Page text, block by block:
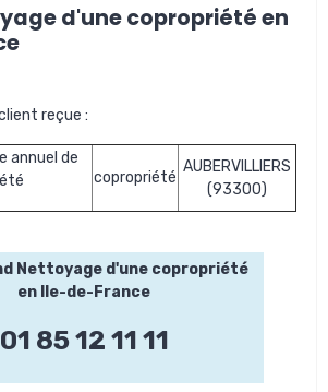
d'une copropriété en
reçue :
annuel de
copropriété
AUBERVILLIERS
(93300)
Nettoyage d'une copropriété
en Ile-de-France
01 85 12 11 11